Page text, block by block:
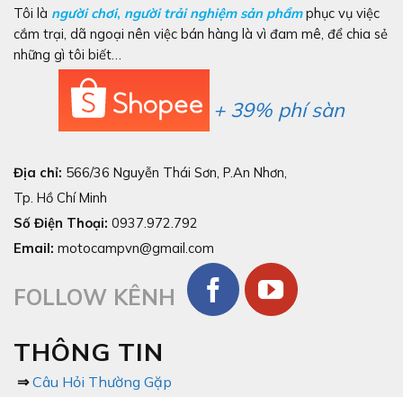
Tôi là người chơi, người trải nghiệm sản phẩmphục vụ việc
cắm trại, dã ngoại nên việc bán hàng là vì đam mê, để chia sẻ
những gì tôi biết…
+ 39% phí sàn
Địa chỉ: 566/36 Nguyễn Thái Sơn, P.An Nhơn,
Tp. Hồ Chí Minh
Số Điện Thoại: 0937.972.792
Email: motocampvn@gmail.com
FOLLOW KÊNH
THÔNG TIN
⇒ Câu Hỏi Thường Gặp